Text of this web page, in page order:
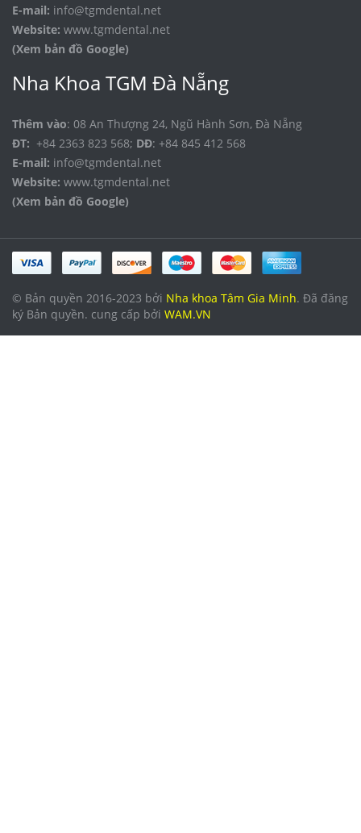
E-mail: info@tgmdental.net
Website: www.tgmdental.net
(Xem bản đồ Google)
Nha Khoa TGM Đà Nẵng
Thêm vào: 08 An Thượng 24, Ngũ Hành Sơn, Đà Nẵng
ĐT: +84 2363 823 568; DĐ: +84 845 412 568
E-mail: info@tgmdental.net
Website: www.tgmdental.net
(Xem bản đồ Google)
© Bản quyền 2016-2023 bởi Nha khoa Tâm Gia Minh. Đã đăng
ký Bản quyền. cung cấp bởi WAM.VN